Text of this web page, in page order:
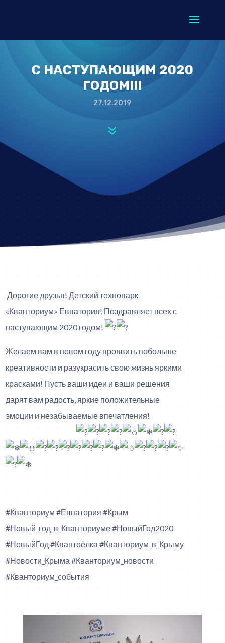
С НАСТУПАЮЩИМ 2020
ГОДОМ!!!
27.12.2019
7
Дорогие друзья! Детский технопарк
«Кванториум» Евпатория! Поздравляет всех с
наступающим 2020 годом!
Желаем вам в новом году проявить побольше
креативности и разукрасить свою жизнь яркими
красками! Пусть ваши идеи и ваши решения
дарят вам радость, яркие положительные
эмоции и незабываемые впечатления!
#Кванториум #Евпатория #Крым
#Новый_год_в_Кванториуме #НовыйГод2020
#НовыйГод #Квантоёлка #Кванториум_в_Крыму
#Новости_Крыма #Кванториум_новости
#Кванториум_события